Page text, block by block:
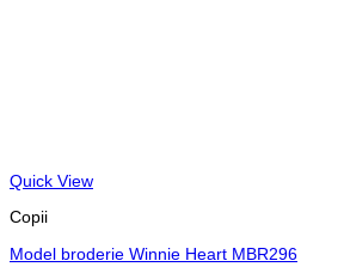
Quick View
Copii
Model broderie Winnie Heart MBR296